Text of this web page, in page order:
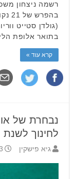
רשמה ניצחון
(גולדן סטייט
בתואר אלופת
קרא עוד »
נבחרת של
לחינוך
גיא פישקין 3 יוני